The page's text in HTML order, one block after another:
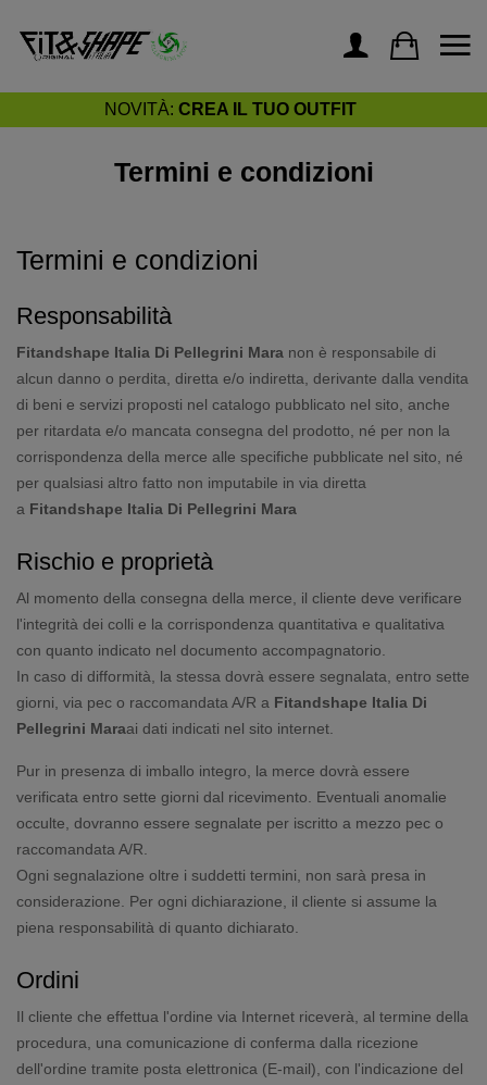
NOVITÀ: CREA IL TUO OUTFIT
Termini e condizioni
Termini e condizioni
Responsabilità
Fitandshape Italia Di Pellegrini Mara non è responsabile di
alcun danno o perdita, diretta e/o indiretta, derivante dalla vendita
di beni e servizi proposti nel catalogo pubblicato nel sito, anche
per ritardata e/o mancata consegna del prodotto, né per non la
corrispondenza della merce alle specifiche pubblicate nel sito, né
per qualsiasi altro fatto non imputabile in via diretta
a Fitandshape Italia Di Pellegrini Mara
Rischio e proprietà
Al momento della consegna della merce, il cliente deve verificare
l'integrità dei colli e la corrispondenza quantitativa e qualitativa
con quanto indicato nel documento accompagnatorio.
In caso di difformità, la stessa dovrà essere segnalata, entro sette
giorni, via pec o raccomandata A/R a Fitandshape Italia Di
Pellegrini Maraai dati indicati nel sito internet.
Pur in presenza di imballo integro, la merce dovrà essere
verificata entro sette giorni dal ricevimento. Eventuali anomalie
occulte, dovranno essere segnalate per iscritto a mezzo pec o
raccomandata A/R.
Ogni segnalazione oltre i suddetti termini, non sarà presa in
considerazione. Per ogni dichiarazione, il cliente si assume la
piena responsabilità di quanto dichiarato.
Ordini
Il cliente che effettua l'ordine via Internet riceverà, al termine della
procedura, una comunicazione di conferma dalla ricezione
dell'ordine tramite posta elettronica (E-mail), con l'indicazione del